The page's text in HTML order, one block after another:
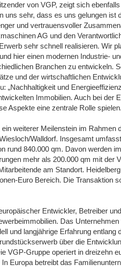
von VGP, zeigt sich
uns sehr, dass es uns gelungen ist
und vertrauensvoller
AG und den
sehr schnell realisieren. Wir
hier einen modernen Industrie-
Branchen zu entwickeln.
und der wirtschaftlichen
„Nachhaltigkeit und
Immobilien. Auch bei der
Aspekte eine zentrale Rolle
weiterer Meilenstein im Rahmen
Walldorf. Insgesamt
rund 840.000 qm. Davon werden
mehr als 200.000 qm mit der
am Standort.
Euro Bereich. Die Transaktion
Entwickler, Betreiber
Das
und langjährige Erfahrung entlang
über die
VGP-Gruppe operiert in dreizehn
Europa betreibt das